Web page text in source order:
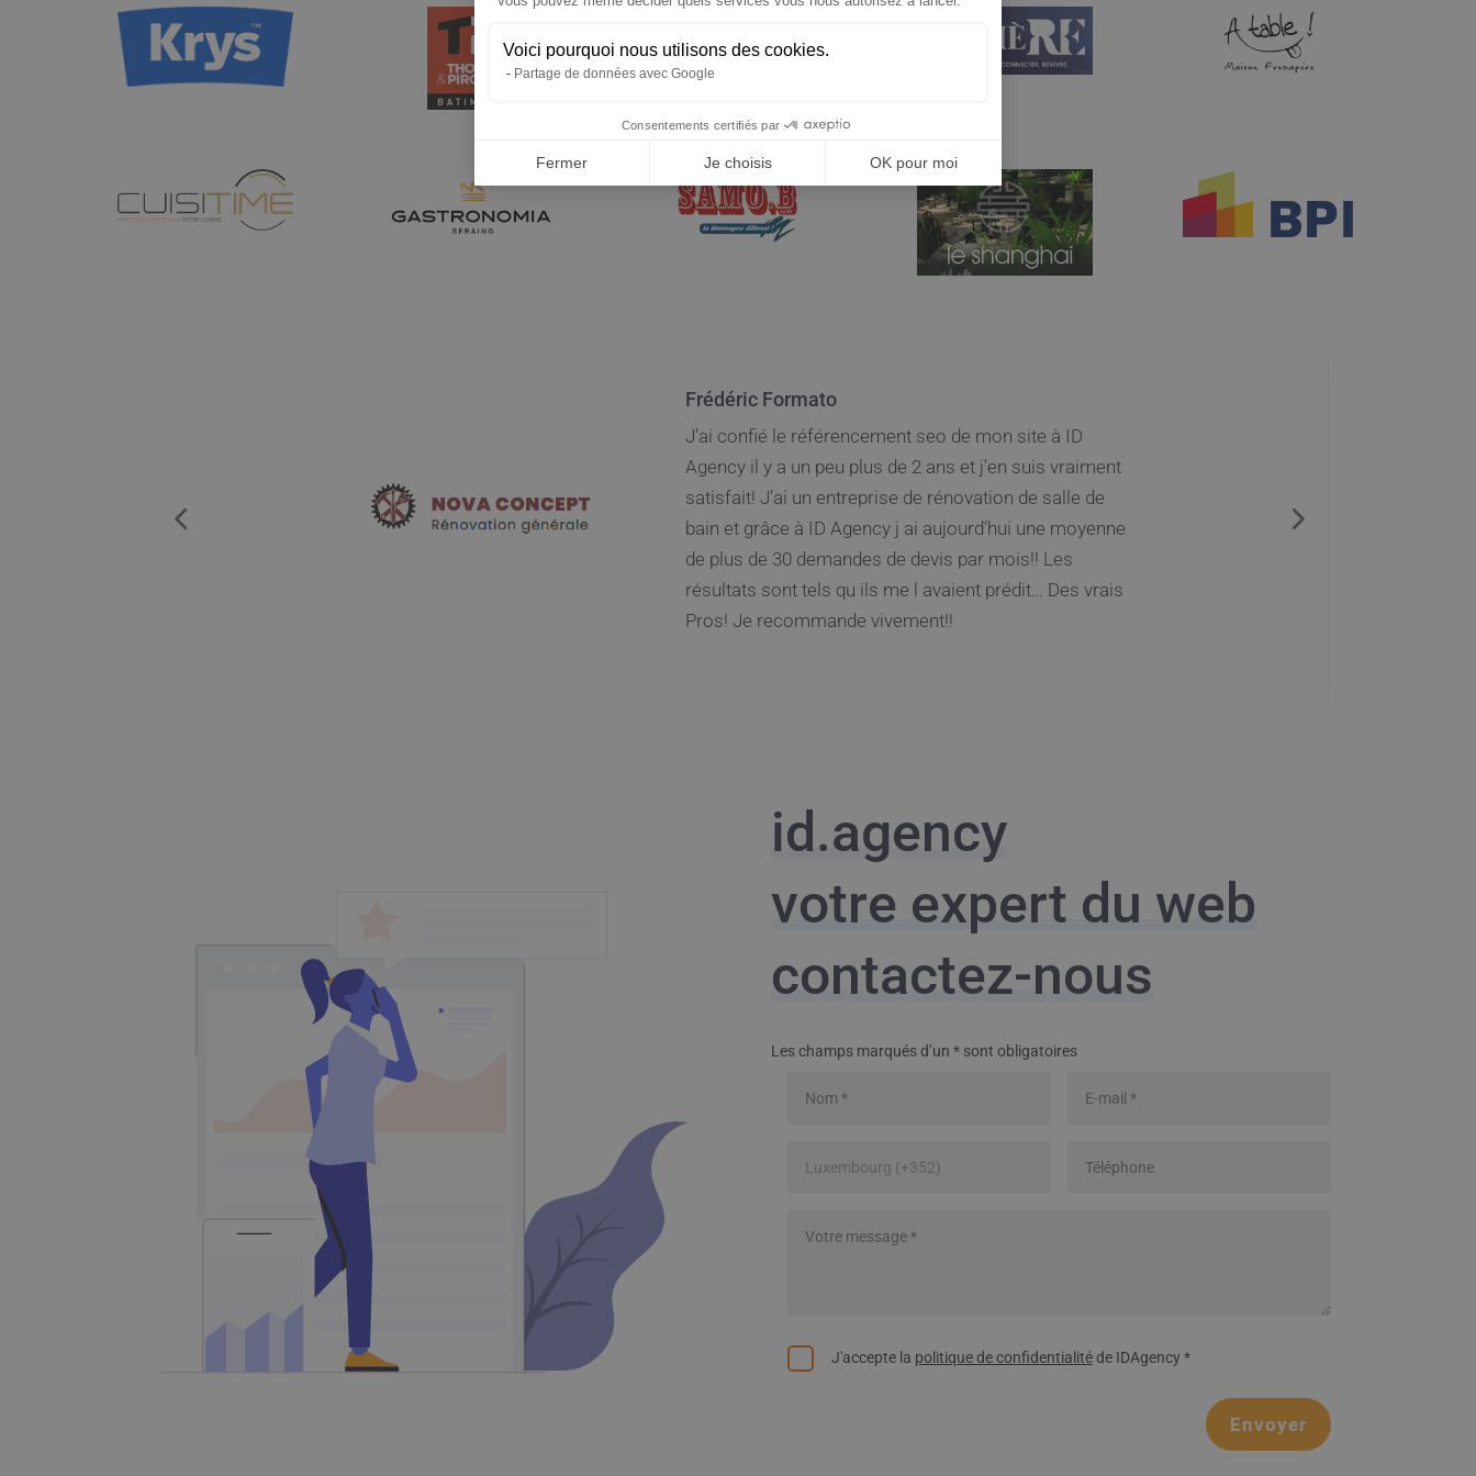
Voici pourquoi nous utilisons des cookies.
Partage de données avec Google
Consentements certifiés par
Fermer Je choisis OK pour moi
Raphaël Moreau
Un suivi de projet excellent de Damien ! Des
explications très claire. J’espère maintenant un
résultat de référencement efficace dans les mois qui
viennent.
id.agency
votre expert du web
contactez-nous
Les champs marqués d’un *sont obligatoires
J'accepte la politique de confidentialitéde IDAgency *
Envoyer